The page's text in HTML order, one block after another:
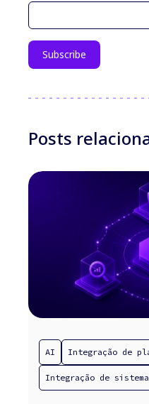
Posts
AI Integração de
Integração de